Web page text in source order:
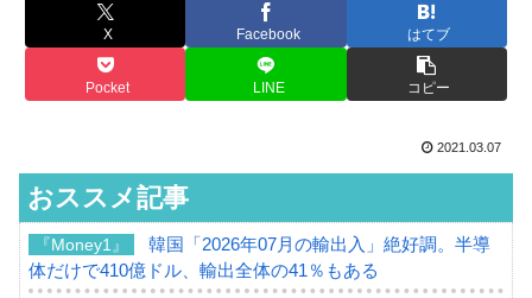
X Facebook はてブ
Pocket LINE コピー
2021.03.07
おススメ記事
『Money1』
韓国「2026年07月の輸出入」絶好調。半導
体だけで410億ドル、輸出全体の41％もある